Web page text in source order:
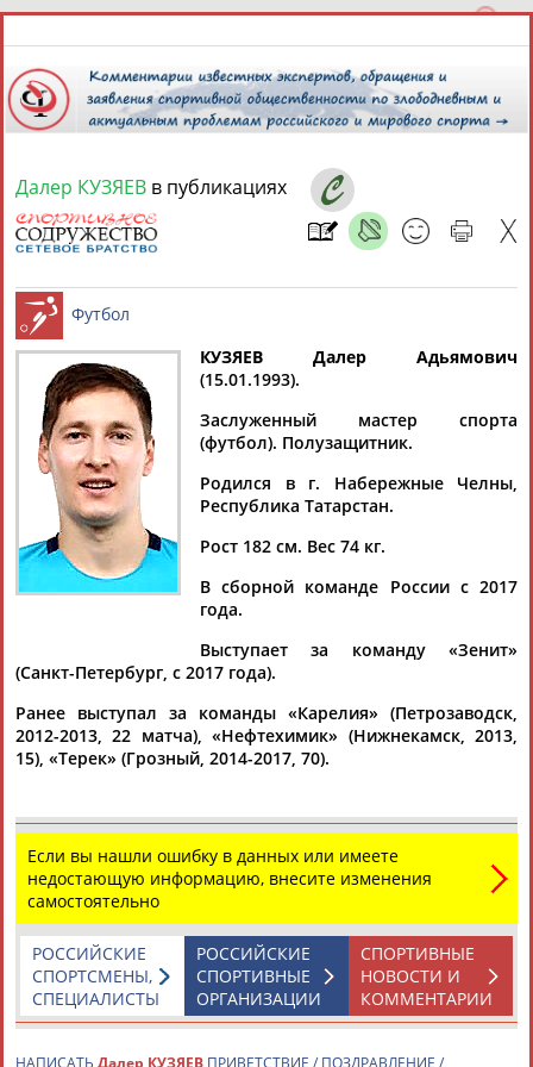
8 августа 2026 года,
СПОРТСМЕНЫ, ТРЕНЕРЫ И СПЕЦИАЛИСТЫ
Найдено: 1персона Расширенный поиск
Далер
КУЗЯЕВ
Ваш запрос: "Далер КУЗЯЕВ"
Документы 1-10 из 96 найденных уникальных документов
1 2 3 4 ... 8 9 10
Сборная России по футболу в домашнем матче обыграла
...красную карточку получил полузащитник российской
командыДалер Кузяев. Защитник Даниил Денисов провел
первый матч в...
(Проект:Информационное агентство СТАДИОН)
27.03.2023
Сборная России сыграла вничью с командой Таджикистана в
товарищеском футбольном матче
...и Вячеслав Караваев, их партнер по команде
полузащитник Далер Кузяеви полузащитник "Монако"
Александр...
Далер КУЗЯЕВ в публикациях
Футбол
КУЗЯЕВ Далер Адьямович
(15.01.1993).
Заслуженный мастер спорта
(футбол). Полузащитник.
Родился в г. Набережные Челны,
Республика Татарстан.
Рост 182 см. Вес 74 кг.
В сборной команде России с 2017
года.
Выступает за команду «Зенит»
(Санкт-Петербург, с 2017 года).
Ранее выступал за команды «Карелия» (Петрозаводск,
2012-2013, 22 матча), «Нефтехимик» (Нижнекамск, 2013,
15), «Терек» (Грозный, 2014-2017, 70).
Если вы нашли ошибку в данных или имеете
недостающую информацию, внесите изменения
самостоятельно
СПОРТИВНЫЕ
НОВОСТИ И
КОММЕНТАРИИ
РОССИЙСКИЕ
СПОРТИВНЫЕ
ОРГАНИЗАЦИИ
РОССИЙСКИЕ
СПОРТСМЕНЫ,
СПЕЦИАЛИСТЫ